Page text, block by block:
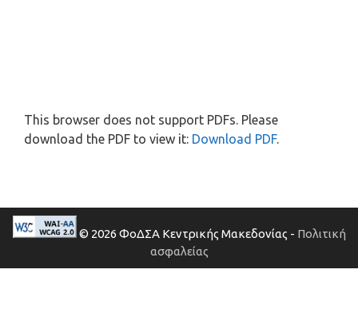
This browser does not support PDFs. Please
download the PDF to view it: Download PDF.
© 2026 ΦοΔΣΑ Κεντρικής Μακεδονίας - Πολιτική
ασφαλείας